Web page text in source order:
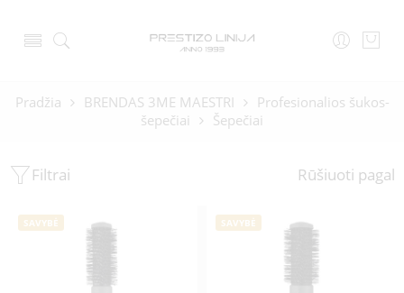
Pradžia BRENDAS 3ME MAESTRI
Profesionalios šukos-
šepečiai
Šepečiai
Filtrai Rūšiuoti pagal
SAVYBĖ SAVYBĖ